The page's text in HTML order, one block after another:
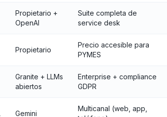
Propietario +
OpenAI
Suite completa de
service desk
Propietario
Precio accesible para
PYMES
Granite + LLMs
abiertos
Enterprise + compliance
GDPR
Gemini
Multicanal (web, app,